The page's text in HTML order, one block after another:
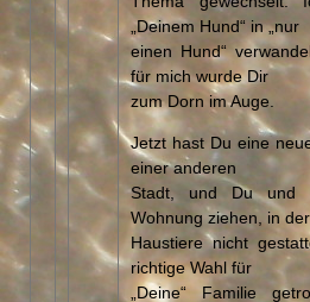
„Deinem Hund“ in „nur
einen Hund“
für mich wurde Dir
zum Dorn im Auge.
Jetzt hast Du eine
einer anderen
Stadt, und Du und
Wohnung ziehen, in der
Haustiere nicht
richtige Wahl für
„Deine“ Familie